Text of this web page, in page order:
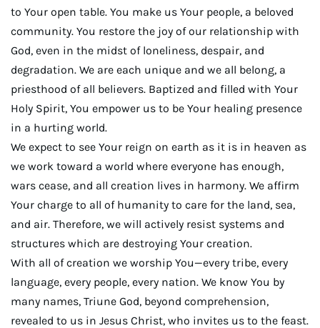
to Your open table. You make us Your people, a beloved
community. You restore the joy of our relationship with
God, even in the midst of loneliness, despair, and
degradation. We are each unique and we all belong, a
priesthood of all believers. Baptized and filled with Your
Holy Spirit, You empower us to be Your healing presence
in a hurting world.
We expect to see Your reign on earth as it is in heaven as
we work toward a world where everyone has enough,
wars cease, and all creation lives in harmony. We affirm
Your charge to all of humanity to care for the land, sea,
and air. Therefore, we will actively resist systems and
structures which are destroying Your creation.
With all of creation we worship You—every tribe, every
language, every people, every nation. We know You by
many names, Triune God, beyond comprehension,
revealed to us in Jesus Christ, who invites us to the feast.